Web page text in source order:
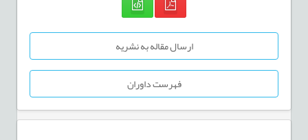
ارسال مقاله به نشریه
فهرست داوران